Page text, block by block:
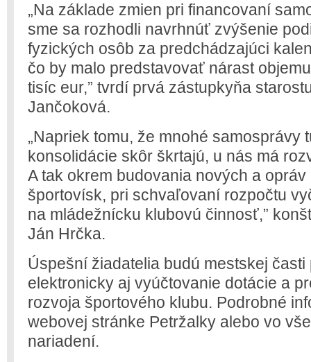
„Na základe zmien pri financovaní
sme sa rozhodli navrhnúť zvýšenie
fyzických osôb za predchádzajúci
čo by malo predstavovať nárast
tisíc eur,” tvrdí prvá zástupkyňa
Jančoková.
„Napriek tomu, že mnohé samosprávy
konsolidácie skôr škrtajú, u nás má
A tak okrem budovania nových a
športovísk, pri schvaľovaní rozpočtu
na mládežnícku klubovú činnosť,”
Ján Hrčka.
Úspešní žiadatelia budú mestskej
elektronicky aj vyúčtovanie dotácie a
rozvoja športového klubu. Podrobné
webovej stránke Petržalky alebo vo
nariadení.